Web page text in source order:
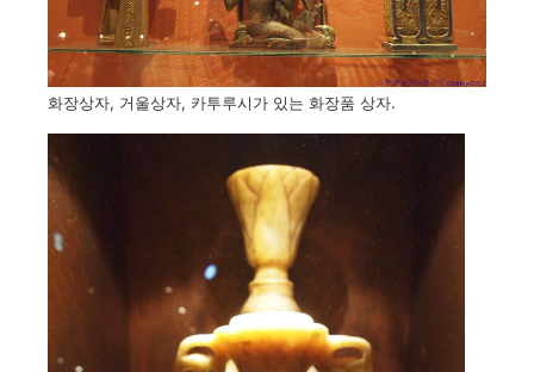
화장상자, 거울상자, 카투루시가 있는 화장품 상자.